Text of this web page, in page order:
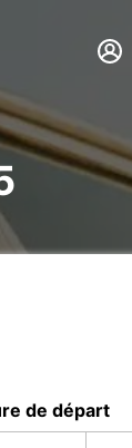
de départ